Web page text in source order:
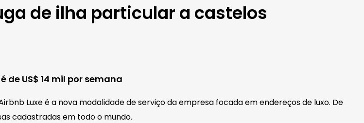
de ilha particular a castelos
US$ 14 mil por semana
Luxe é a nova modalidade de serviço da empresa focada em endereços de luxo. De
cadastradas em todo o mundo.